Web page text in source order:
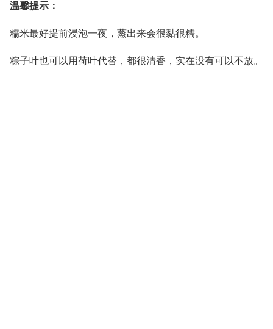
温馨提示：
糯米最好提前浸泡一夜，蒸出来会很黏很糯。
粽子叶也可以用荷叶代替，都很清香，实在没有可以不放。